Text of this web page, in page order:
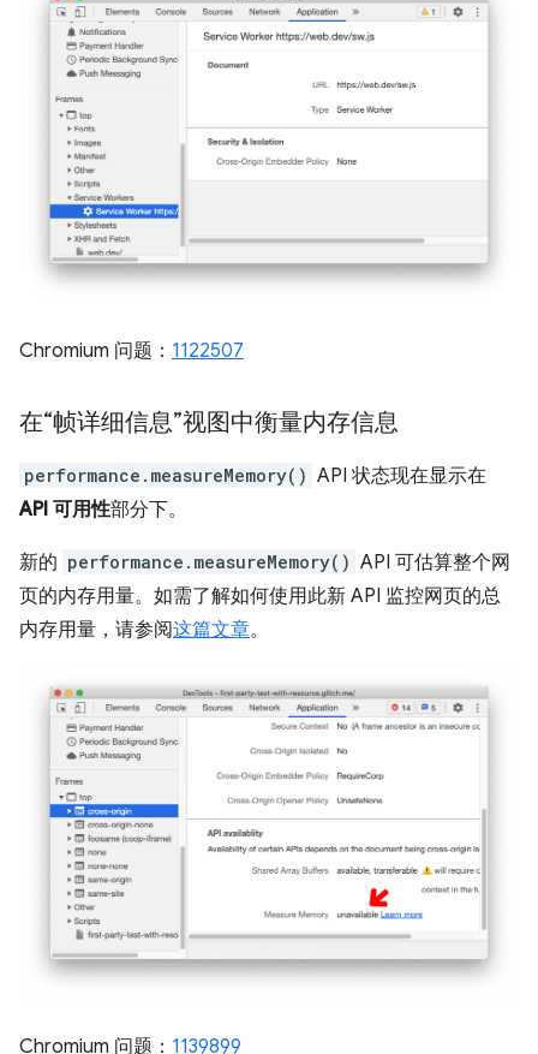
Chromium 问题： 1122507
在“帧详细信息”视图中衡量内存信息
performance.measureMemory() API 状态现在显示在
API 可用性部分下。
新的 performance.measureMemory() API 可估算整个网
页的内存用量。如需了解如何使用此新 API 监控网页的总
内存用量，请参阅这篇文章。
Chromium 问题： 1139899